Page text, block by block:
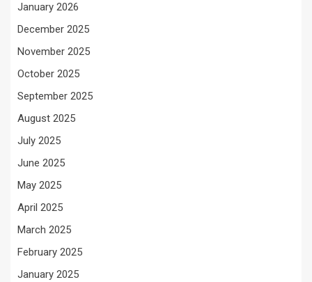
January 2026
December 2025
November 2025
October 2025
September 2025
August 2025
July 2025
June 2025
May 2025
April 2025
March 2025
February 2025
January 2025